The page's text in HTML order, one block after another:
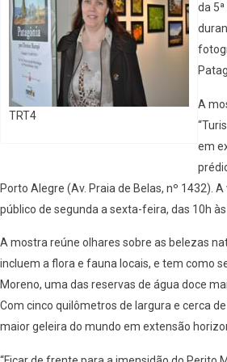
TRT4
da 5ª
A
em
Porto Alegre (Av. Praia de Belas, nº 1432).
público de segunda a sexta-feira, das 10h às
A mostra reúne olhares sobre as belezas
incluem a flora e fauna locais, e tem como
Moreno, uma das reservas de água doce
Com cinco quilômetros de largura e cerca
maior geleira do mundo em extensão